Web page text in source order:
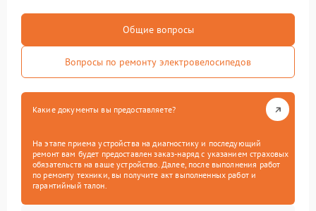
Общие вопросы
Вопросы по ремонту электровелосипедов
Какие документы вы предоставляете?
На этапе приема устройства на диагностику и последующий
ремонт вам будет предоставлен заказ-наряд с указанием страховых
обязательств на ваше устройство. Далее, после выполнения работ
по ремонту техники, вы получите акт выполненных работ и
гарантийный талон.